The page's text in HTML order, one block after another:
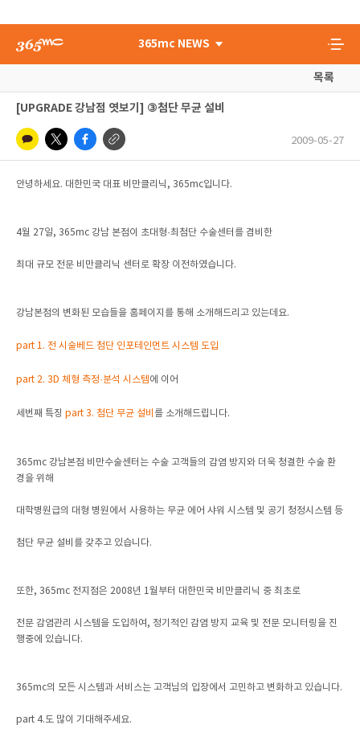
365mc NEWS
목록
[UPGRADE 강남점 엿보기] ③첨단 무균 설비
2009-05-27
안녕하세요. 대한민국 대표 비만클리닉, 365mc입니다.
4월 27일, 365mc 강남 본점이 초대형·최첨단 수술센터를 겸비한
최대 규모 전문 비만클리닉 센터로 확장 이전하였습니다.
강남본점의 변화된 모습들을 홈페이지를 통해 소개해드리고 있는데요.
part 1. 전 시술베드 첨단 인포테인먼트 시스템 도입
part 2. 3D 체형 측정·분석 시스템에 이어
세번째 특징 part 3. 첨단 무균 설비 를 소개해드립니다.
365mc 강남본점 비만수술센터는 수술 고객들의 감염 방지와 더욱 청결한 수술 환
경을 위해
대학병원급의 대형 병원에서 사용하는 무균 에어 샤워 시스템 및 공기 청정시스템 등
첨단 무균 설비를 갖추고 있습니다.
또한, 365mc 전지점은 2008년 1월부터 대한민국 비만클리닉 중 최초로
전문 감염관리 시스템을 도입하여, 정기적인 감염 방지 교육 및 전문 모니터링을 진
행중에 있습니다.
365mc의 모든 시스템과 서비스는 고객님의 입장에서 고민하고 변화하고 있습니다.
part 4.도 많이 기대해주세요.